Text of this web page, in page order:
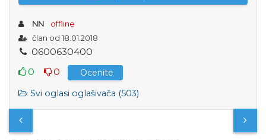
NN
offline
član od 18.01.2018
0600630400
0
0
Ocenite
Svi oglasi oglašivača (503)